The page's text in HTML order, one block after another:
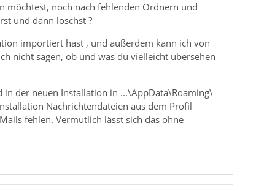
möchtest, noch nach fehlenden Ordnern und
und dann löschst ?
importiert hast , und außerdem kann ich von
nicht sagen, ob und was du vielleicht übersehen
der neuen Installation in ...\AppData\Roaming\
Nachrichtendateien aus dem Profil
fehlen. Vermutlich lässt sich das ohne